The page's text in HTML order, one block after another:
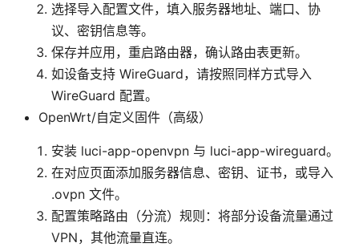
选择导入配置文件，填入服务器地址、端口、协
议、密钥信息等。
保存并应用，重启路由器，确认路由表更新。
如设备支持 WireGuard，请按照同样方式导入
WireGuard 配置。
OpenWrt/自定义固件（高级）
安装 luci-app-openvpn 与 luci-app-wireguard。
在对应页面添加服务器信息、密钥、证书，或导入
.ovpn 文件。
配置策略路由（分流）规则：将部分设备流量通过
VPN，其他流量直连。